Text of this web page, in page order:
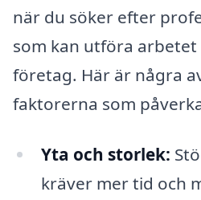
när du söker efter
som kan utföra
företag. Här är några
faktorerna som
Yta och storlek:
kräver mer tid och